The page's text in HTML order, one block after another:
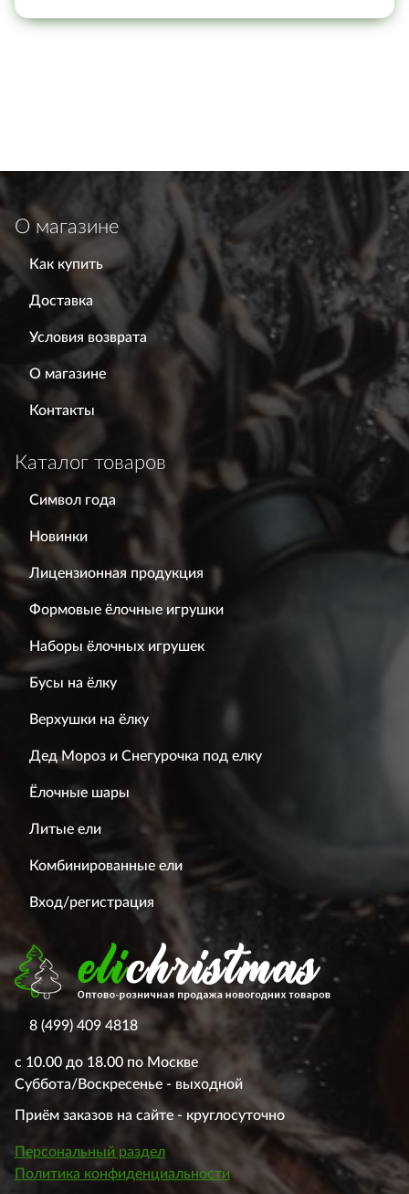
О магазине
Как купить
Доставка
Условия возврата
О магазине
Контакты
Каталог товаров
Символ года
Новинки
Лицензионная продукция
Формовые ёлочные игрушки
Наборы ёлочных игрушек
Бусы на ёлку
Верхушки на ёлку
Дед Мороз и Снегурочка под елку
Ёлочные шары
Литые ели
Комбинированные ели
Вход/регистрация
8 (499) 409 4818
с 10.00 до 18.00 по Москве
Суббота/Воскресенье - выходной
Приём заказов на сайте - круглосуточно
Персональный раздел
Политика конфиденциальности